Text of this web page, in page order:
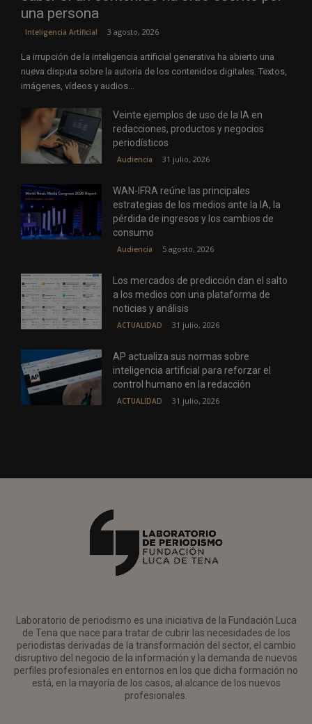
una persona
Inteligencia Artificial 3 agosto, 2026
La irrupción de la inteligencia artificial generativa ha abierto una
nueva disputa sobre la autoría de los contenidos digitales. Textos,
imágenes, vídeos y audios...
Veinte ejemplos de uso de la IA en
redacciones, productos y negocios
periodísticos
Audiencia 31 julio, 2026
WAN-IFRA reúne las principales
estrategias de los medios ante la IA, la
pérdida de ingresos y los cambios de
consumo
Audiencia 5 agosto, 2026
Los mercados de predicción dan el salto
a los medios con una plataforma de
noticias y análisis
ACTUALIDAD 31 julio, 2026
AP actualiza sus normas sobre
inteligencia artificial para reforzar el
control humano en la redacción
ACTUALIDAD 31 julio, 2026
Laboratorio de periodismo es una iniciativa de la Fundación Luca
de Tena que nace para tratar de cubrir las necesidades de los
periodistas derivadas de la transformación del sector, el cambio
disruptivo del negocio de la información y la demanda de nuevos
perfiles profesionales en entornos en los que dicha formación no
está, en la mayoría de los casos, al alcance de los nuevos
profesionales.